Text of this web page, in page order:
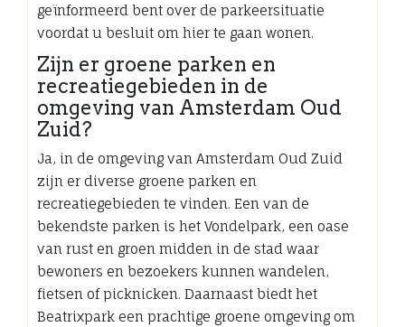
geïnformeerd bent over de parkeersituatie
voordat u besluit om hier te gaan wonen.
Zijn er groene parken en
recreatiegebieden in de
omgeving van Amsterdam Oud
Zuid?
Ja, in de omgeving van Amsterdam Oud Zuid
zijn er diverse groene parken en
recreatiegebieden te vinden. Een van de
bekendste parken is het Vondelpark, een oase
van rust en groen midden in de stad waar
bewoners en bezoekers kunnen wandelen,
fietsen of picknicken. Daarnaast biedt het
Beatrixpark een prachtige groene omgeving om